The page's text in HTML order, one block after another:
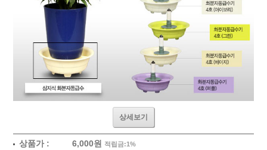
상세보기
상품가 : 6,000원 적립금:1%